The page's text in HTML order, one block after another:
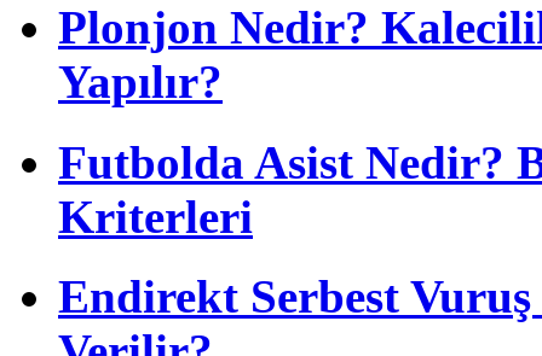
Plonjon Nedir?
Yapılır?
Futbolda Asist Nedir?
Kriterleri
Endirekt Serbest